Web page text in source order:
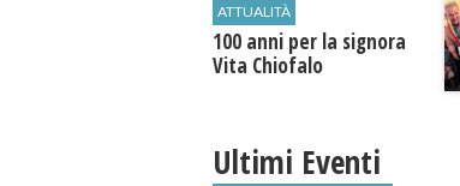
ATTUALITÀ
100 anni per la signora
Vita Chiofalo
Ultimi Eventi